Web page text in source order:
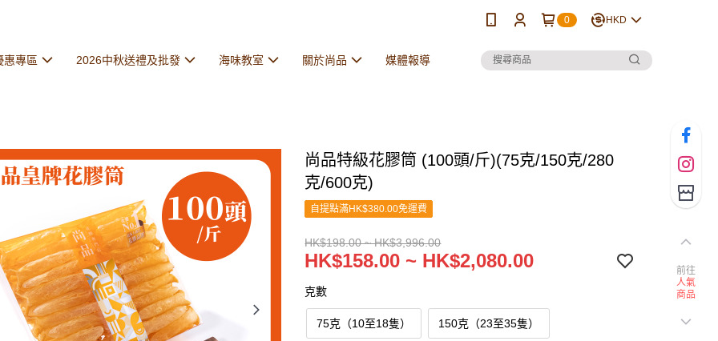
0 HKD
惠專區 2026中秋送禮及批發 海味教室 關於尚品 媒體報導
尚品特級花膠筒 (100頭/斤)(75克/150克/280
克/600克)
自提點滿HK$380.00免運費
HK$198.00 ~ HK$3,996.00
HK$158.00 ~ HK$2,080.00
克數
75克（10至18隻） 150克（23至35隻）
前往
人氣
商品